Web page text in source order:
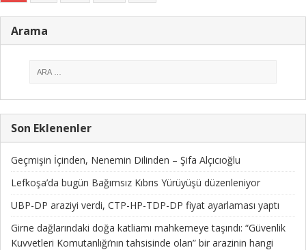
Arama
Son Eklenenler
Geçmişin İçinden, Nenemin Dilinden – Şifa Alçıcıoğlu
Lefkoşa’da bugün Bağımsız Kıbrıs Yürüyüşü düzenleniyor
UBP-DP araziyi verdi, CTP-HP-TDP-DP fiyat ayarlaması yaptı
Girne dağlarındaki doğa katliamı mahkemeye taşındı: “Güvenlik
Kuvvetleri Komutanlığı’nın tahsisinde olan” bir arazinin hangi